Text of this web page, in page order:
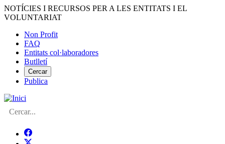
Vés
al
NOTÍCIES I RECURSOS PER A LES ENTITATS I EL
VOLUNTARIAT
Menú
del
compte
d'usuari
Non Profit
FAQ
Entitats col·laboradores
Butlletí
Cercar
Publica
Cerca